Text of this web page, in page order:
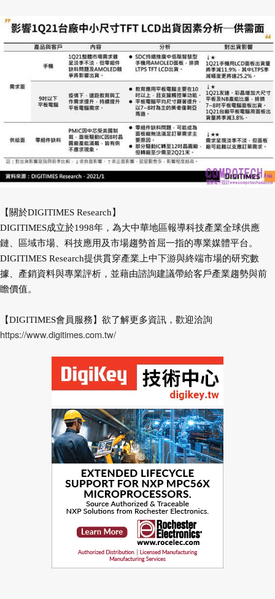
【關於DIGITIMES Research】
DIGITIMES成立於1998年，為大中華地區報導科技產業全球供應
鏈、區域市場、科技應用及市場趨勢首屈一指的專業媒體平台。
DIGITIMES Research提供貫穿產業上中下游與終端市場的研究數
據、產銷資料與專業評析，並藉由諮詢建議帶給客戶產業趨勢與前
瞻價值。
【DIGITIMES會員服務】欲了解更多資訊，歡迎洽詢
https://www.digitimes.com.tw/